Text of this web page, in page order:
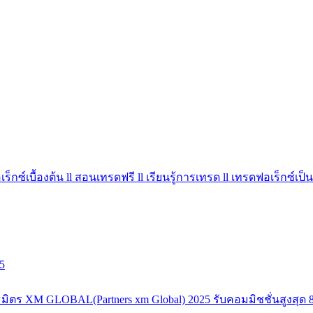
เร็กซ์เบื้องต้น ll สอนเทรดฟรี ll เรียนรู้การเทรด ll เทรดฟอเร็กซ์เป็
XM GLOBAL(Partners xm Global) 2025 รับคอมมิชชั่นสูงสุด